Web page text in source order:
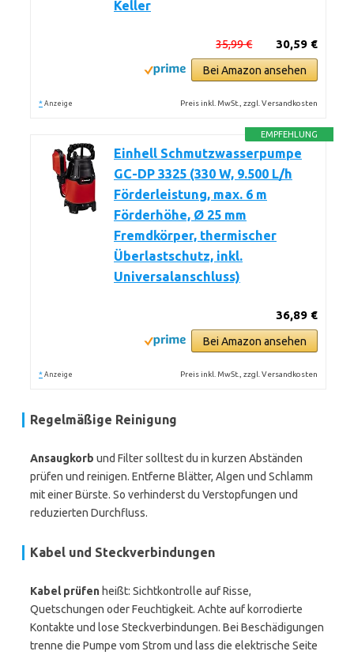
Keller
30,59 €
35,99 €
Bei Amazon ansehen
* Anzeige Preis inkl. MwSt., zzgl. Versandkosten
EMPFEHLUNG
Einhell Schmutzwasserpumpe
GC-DP 3325 (330 W, 9.500 L/h
Förderleistung, max. 6 m
Förderhöhe, Ø 25 mm
Fremdkörper, thermischer
Überlastschutz, inkl.
Universalanschluss)
36,89 €
Bei Amazon ansehen
* Anzeige Preis inkl. MwSt., zzgl. Versandkosten
Regelmäßige Reinigung
Ansaugkorb und Filter solltest du in kurzen Abständen
prüfen und reinigen. Entferne Blätter, Algen und Schlamm
mit einer Bürste. So verhinderst du Verstopfungen und
reduzierten Durchfluss.
Kabel und Steckverbindungen
Kabel prüfen heißt: Sichtkontrolle auf Risse,
Quetschungen oder Feuchtigkeit. Achte auf korrodierte
Kontakte und lose Steckverbindungen. Bei Beschädigungen
trenne die Pumpe vom Strom und lass die elektrische Seite